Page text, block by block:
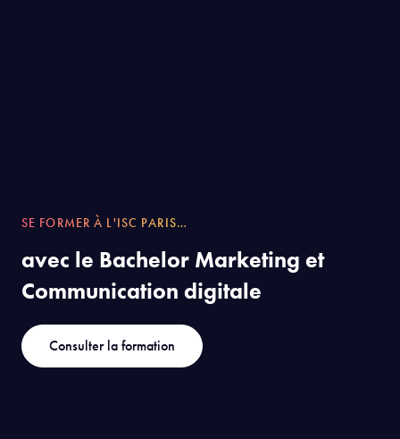
SE FORMER À L'ISC PARIS…
avec le Bachelor Marketing et
Communication digitale
Consulter la formation